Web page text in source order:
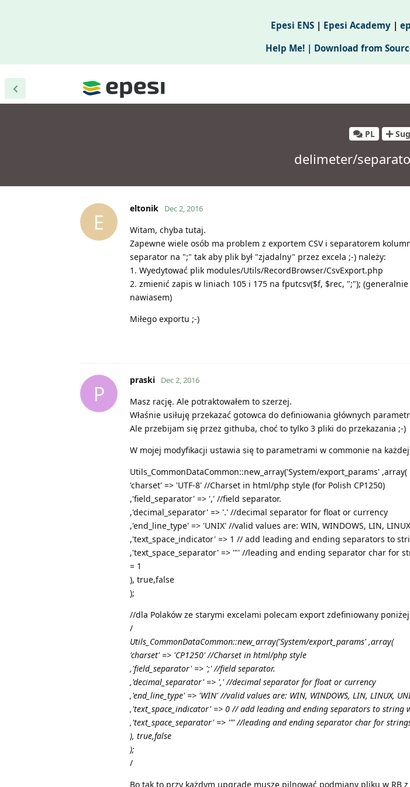
Epesi ENS| Epesi Academy|
Help Me! | Download from
PL
delimeter/
E
eltonik Dec 2, 2016
Witam, chyba tutaj.
Zapewne wiele osób ma problem z exportem CSV i separatorem
separator na ";" tak aby plik był "zjadalny" przez excela ;-) należy:
1. Wyedytować plik modules/Utils/RecordBrowser/CsvExport.php
2. zmienić zapis w liniach 105 i 175 na fputcsv($f, $rec, ";");
nawiasem)
Miłego exportu ;-)
P
praski Dec 2, 2016
Masz rację. Ale potraktowałem to szerzej.
Właśnie usiłuję przekazać gotowca do definiowania głównych
Ale przebijam się przez githuba, choć to tylko 3 pliki do przekazania ;-)
W mojej modyfikacji ustawia się to parametrami w commonie na
Utils_CommonDataCommon::new_array('System/export_params' ,array(
'charset' => 'UTF-8' //Charset in html/php style (for Polish CP1250)
,'field_separator' => ',' //field separator.
,'decimal_separator' => '.' //decimal separator for float or currency
,'end_line_type' => 'UNIX' //valid values are: WIN, WINDOWS, LIN,
,'text_space_indicator' => 1 // add leading and ending separators to
,'text_space_separator' => '"' //leading and ending separator char for
= 1
), true,false
);
//dla Polaków ze starymi excelami polecam export zdefiniowany
/
Utils_CommonDataCommon::new_array('System/export_params' ,array(
'charset' => 'CP1250' //Charset in html/php style
,'field_separator' => ';' //field separator.
,'decimal_separator' => ',' //decimal separator for float or currency
,'end_line_type' => 'WIN' //valid values are: WIN, WINDOWS, LIN, LINUX,
,'text_space_indicator' => 0 // add leading and ending separators to string
,'text_space_separator' => '"' //leading and ending separator char for
), true,false
);
/
Bo tak to przy każdym upgrade muszę pilnować podmiany pliku w RB